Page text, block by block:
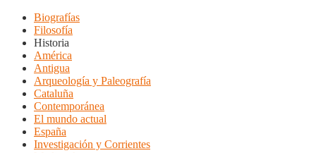
Biografías
Filosofía
Historia
América
Antigua
Arqueología y Paleografía
Cataluña
Contemporánea
El mundo actual
España
Investigación y Corrientes